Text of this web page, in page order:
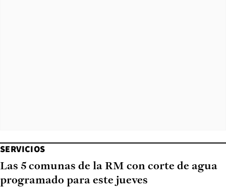
SERVICIOS
Las 5 comunas de la RM con corte de agua
programado para este jueves